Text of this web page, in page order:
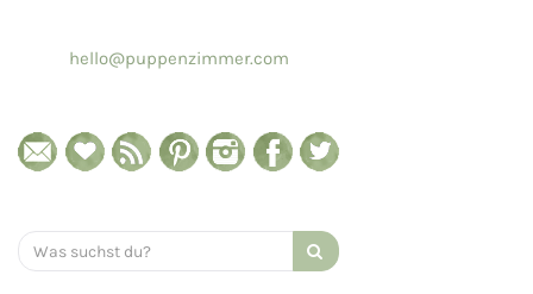
hello@puppenzimmer.com
Search
for: